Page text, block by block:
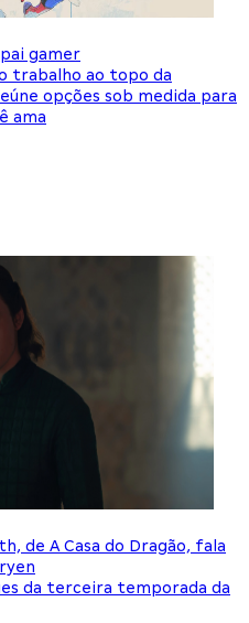
gamer
trabalho ao topo da
opções sob medida para
ama
de A Casa do Dragão, fala
da terceira temporada da